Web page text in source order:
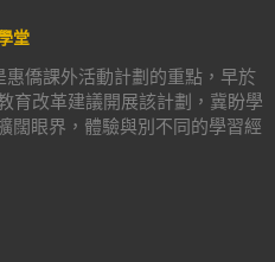
堂
惠僑課外活動計劃的重點，早於
育改革建議開展該計劃，冀盼學
闊眼界，體驗與別不同的學習經